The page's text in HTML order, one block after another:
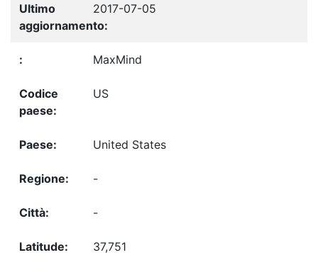
2017-07-05
MaxMind
US
United States
-
-
37,751